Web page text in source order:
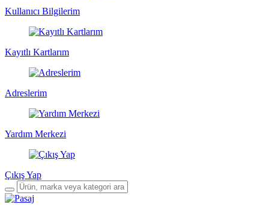
Kullanıcı Bilgilerim
Kayıtlı Kartlarım
Adreslerim
Yardım Merkezi
Çıkış Yap